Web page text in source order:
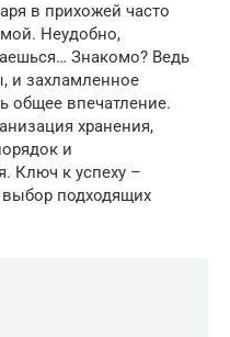
в прихожей часто
Неудобно,
Знакомо? Ведь
и захламленное
общее впечатление.
хранения,
и
Ключ к успеху –
подходящих